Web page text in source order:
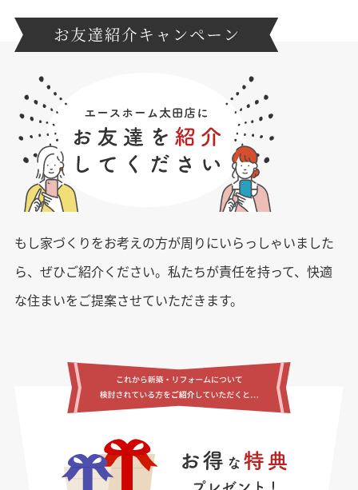
もし家づくりをお考えの方が周りにいらっしゃいました
ら、ぜひご紹介ください。 私たちが責任を持って、快適
な住まいをご提案させていただきます。